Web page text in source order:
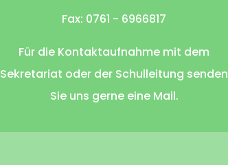
Fax: 0761 - 6966817
Für die Kontaktaufnahme mit dem
Sekretariat oder der Schulleitung senden
Sie uns gerne eine Mail.